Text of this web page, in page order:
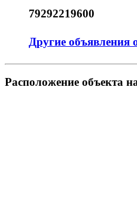
79292219600
Другие объявления
Pасположение объекта